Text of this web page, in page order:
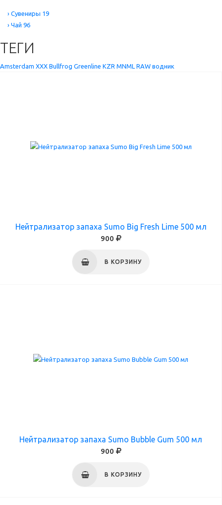
› Сувениры 19
› Чай 96
ТЕГИ
Amsterdam XXX Bullfrog Greenline KZR MNML RAW водник
Нейтрализатор запаха Sumo Big Fresh Lime 500 мл
900
В КОРЗИНУ
Нейтрализатор запаха Sumo Bubble Gum 500 мл
900
В КОРЗИНУ